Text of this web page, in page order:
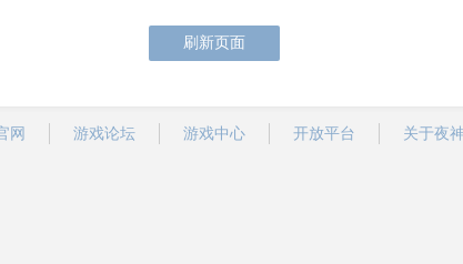
刷新页面
网 游戏论坛 游戏中心 开放平台 关于夜